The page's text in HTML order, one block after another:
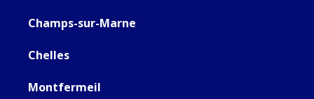
Champs-sur-Marne
Chelles
Montfermeil